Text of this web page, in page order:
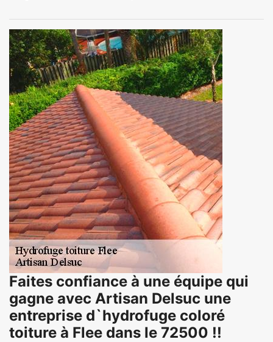
Faites confiance à une équipe qui
gagne avec Artisan Delsuc une
entreprise d`hydrofuge coloré
toiture à Flee dans le 72500 !!